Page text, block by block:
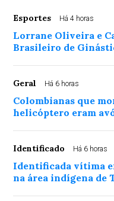
Esportes Há 4 horas
Lorrane Oliveira e
Brasileiro de
Geral Há 6 horas
Colombianas que
helicóptero eram
Identificado Há 6 horas
Identificada vítima
na área indígena de